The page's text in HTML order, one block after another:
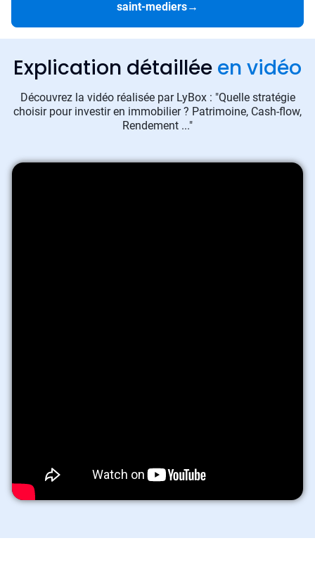
saint-mediers→
Explication détaillée en vidéo
Découvrez la vidéo réalisée par LyBox : "Quelle stratégie
choisir pour investir en immobilier ? Patrimoine, Cash-flow,
Rendement ..."